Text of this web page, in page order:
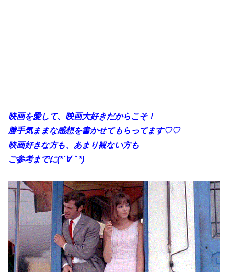
映画を愛して、映画大好きだからこそ！
勝手気ままな感想を書かせてもらってます♡♡
映画好きな方も、あまり観ない方も
ご参考までに(*´∀｀*)